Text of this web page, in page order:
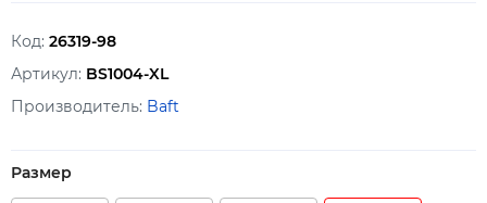
Код: 26319-98
Артикул: BS1004-XL
Производитель: Baft
Размер